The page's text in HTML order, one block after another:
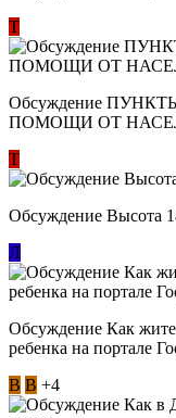
Т
Обсуждение
ПОМОЩИ ОТ
Т
Обсуждение Высота
Л
Обсуждение Как
ребенка на портале
В В +4